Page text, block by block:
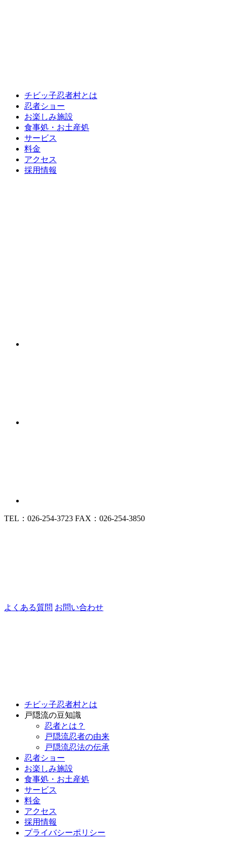
チビッ子忍者村とは
忍者ショー
お楽しみ施設
食事処・お土産処
サービス
料金
アクセス
採用情報
TEL：026-254-3723 FAX：026-254-3850
よくある質問 お問い合わせ
チビッ子忍者村とは
戸隠流の豆知識
忍者とは？
戸隠流忍者の由来
戸隠流忍法の伝承
忍者ショー
お楽しみ施設
食事処・お土産処
サービス
料金
アクセス
採用情報
プライバシーポリシー